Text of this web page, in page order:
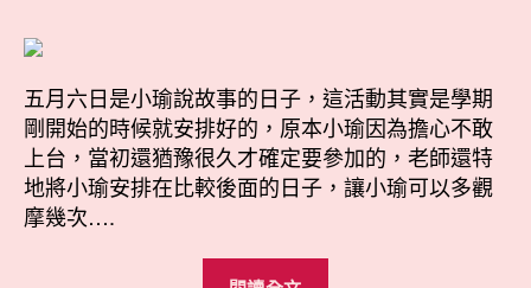
期
事〉
中
五月六日是小瑜說故事的日子，這活動其實是學期
剛開始的時候就安排好的，原本小瑜因為擔心不敢
上台，當初還猶豫很久才確定要參加的，老師還特
地將小瑜安排在比較後面的日子，讓小瑜可以多觀
摩幾次….